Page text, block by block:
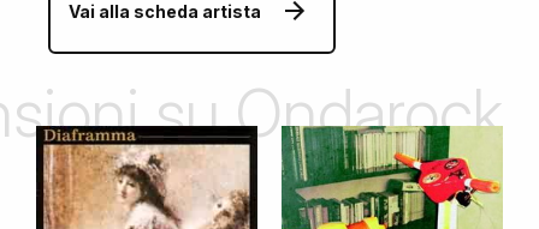
Vai alla scheda artista
su Ondarock